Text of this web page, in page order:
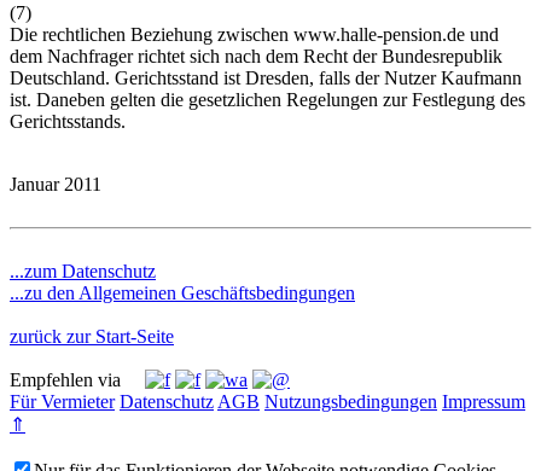
(7)
Die rechtlichen Beziehung zwischen www.halle-pension.de und
dem Nachfrager richtet sich nach dem Recht der Bundesrepublik
Deutschland. Gerichtsstand ist Dresden, falls der Nutzer Kaufmann
ist. Daneben gelten die gesetzlichen Regelungen zur Festlegung des
Gerichtsstands.
Januar 2011
...zum Datenschutz
...zu den Allgemeinen Geschäftsbedingungen
zurück zur Start-Seite
Empfehlen via
Für Vermieter Datenschutz AGB Nutzungsbedingungen Impressum
⇑